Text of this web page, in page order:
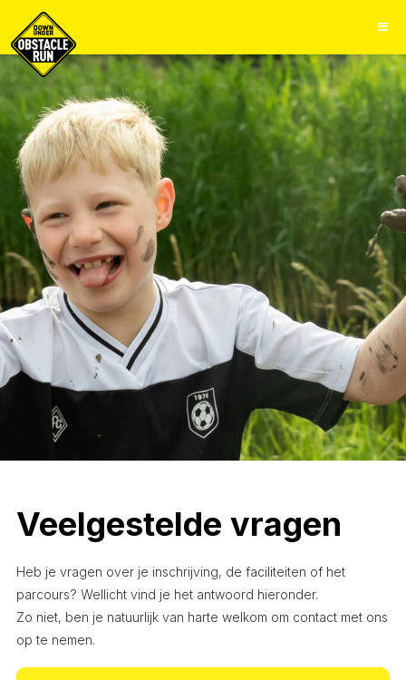
Veelgestelde vragen
Heb je vragen over je inschrijving, de faciliteiten of het
parcours? Wellicht vind je het antwoord hieronder.
Zo niet, ben je natuurlijk van harte welkom om contact met ons
op te nemen.